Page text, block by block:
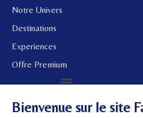
Notre Univers
Destinations
Experiences
Offre Premium